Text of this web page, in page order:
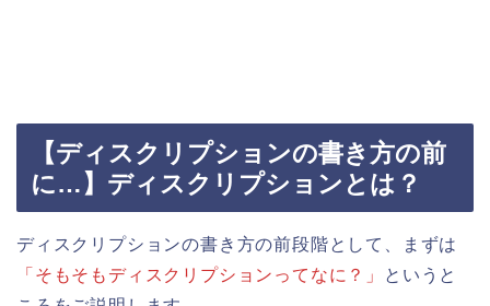
【ディスクリプションの書き方の前
に…】ディスクリプションとは？
ディスクリプションの書き方の前段階として、まずは
「そもそもディスクリプションってなに？」
というと